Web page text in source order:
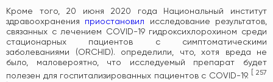
Кроме того, 20 июня 2020 года Национальный институт
здравоохранения приостановил исследование результатов,
связанных с лечением COVID-19 гидроксихлорохином среди
стационарных пациентов с симптоматическими
заболеваниями (ORCHID). определили, что, хотя вреда не
было, маловероятно, что исследуемый препарат будет
полезен для госпитализированных пациентов с COVID-19.
[257